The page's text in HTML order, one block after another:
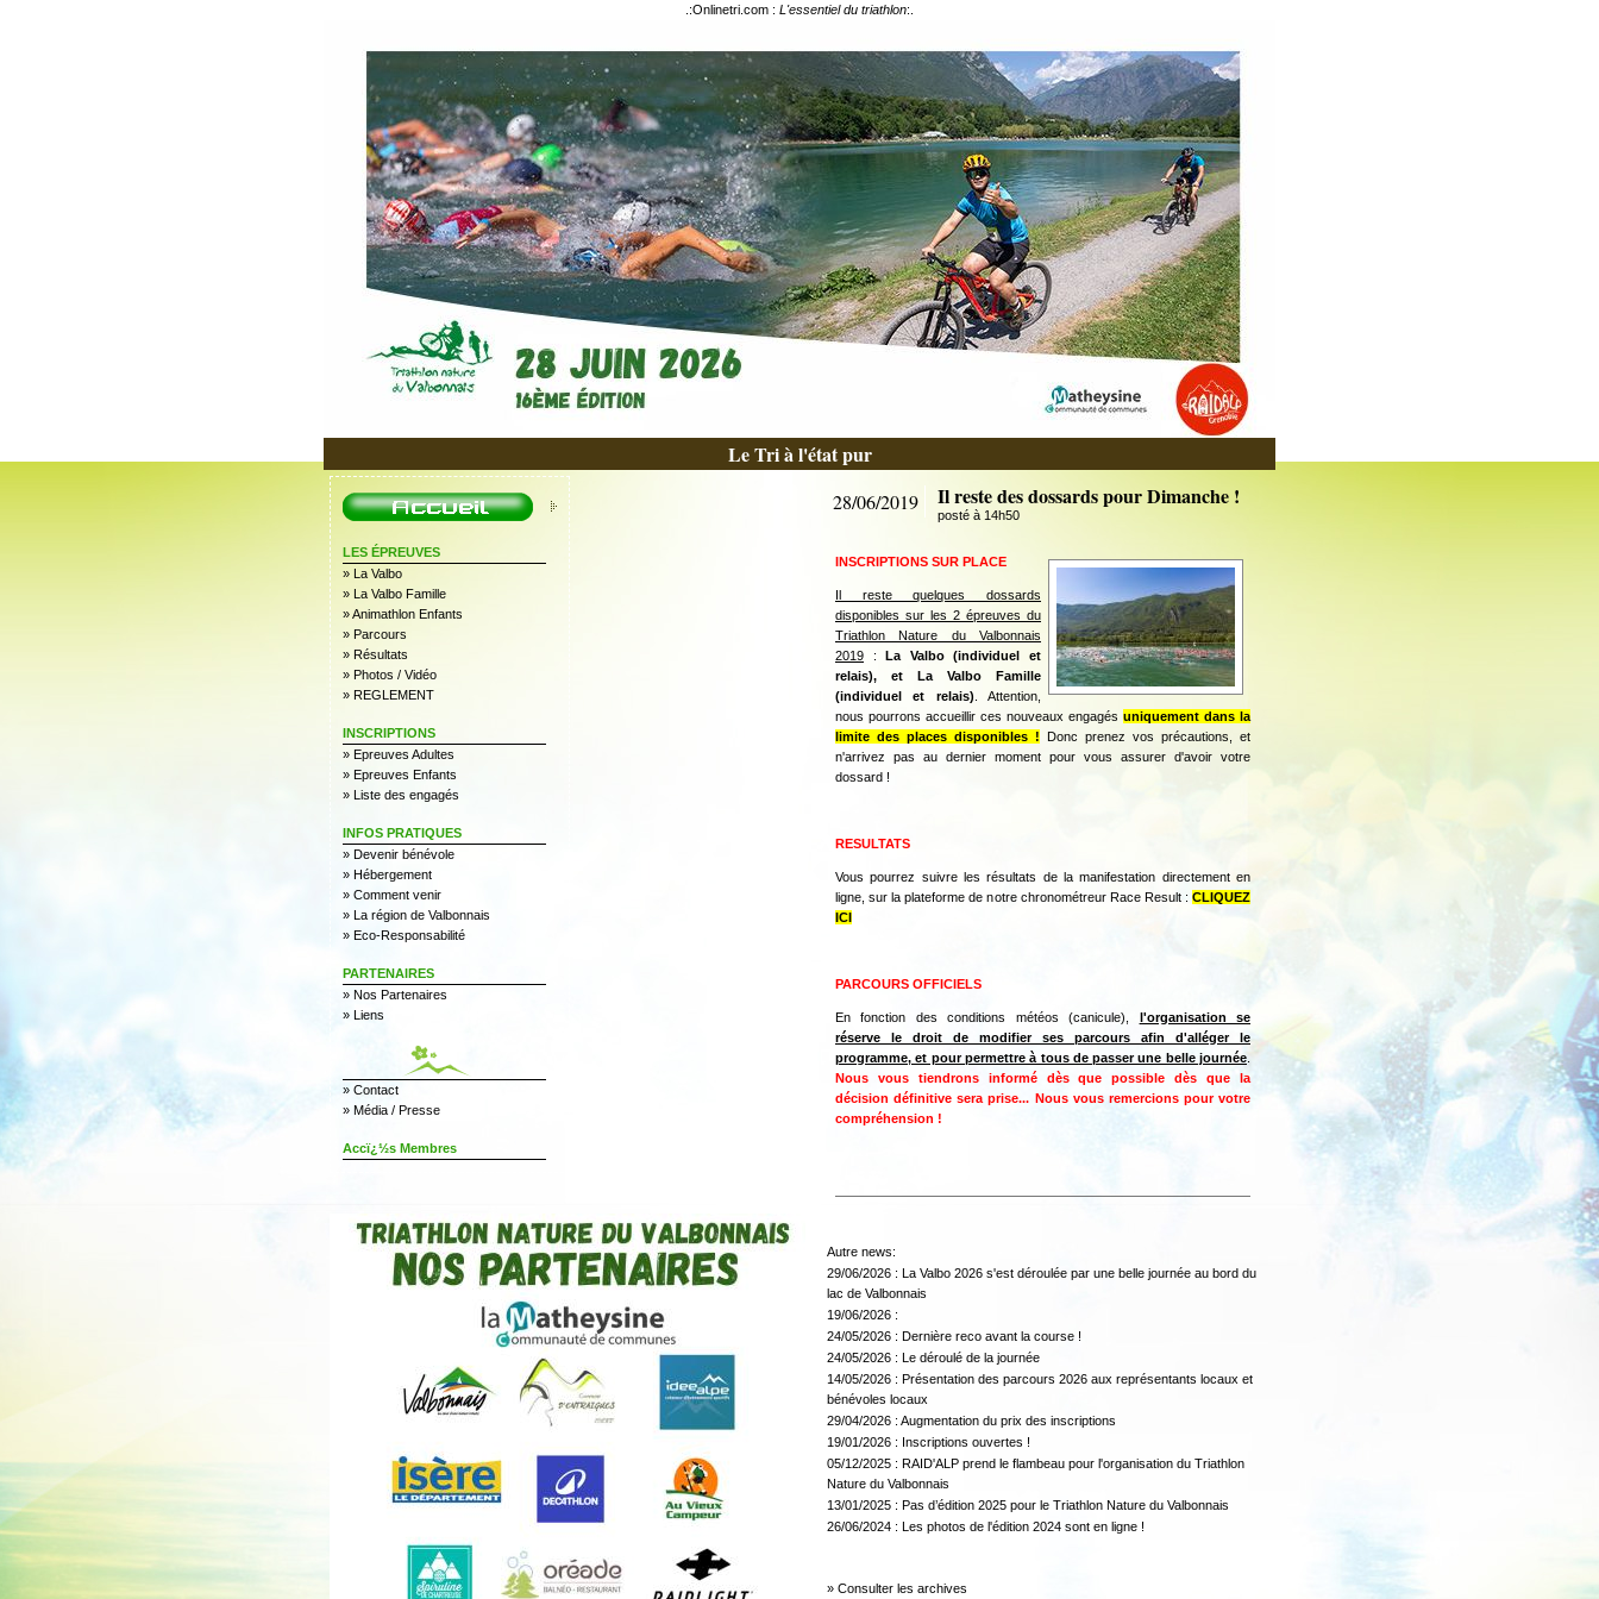
.:Onlinetri.com : L'essentiel du triathlon:.
Le Tri à l'état pur
LES ÉPREUVES
» La Valbo
» La Valbo Famille
»Animathlon Enfants
» Parcours
» Résultats
» Photos / Vidéo
» REGLEMENT
INSCRIPTIONS
» Epreuves Adultes
» Epreuves Enfants
» Liste des engagés
INFOS PRATIQUES
» Devenir bénévole
» Hébergement
» Comment venir
» La région de Valbonnais
» Eco-Responsabilité
PARTENAIRES
» Nos Partenaires
» Liens
» Contact
» Média / Presse
Accï¿½s Membres
28/06/2019 Il reste des dossards pour Dimanche !
posté à 14h50
INSCRIPTIONS SUR PLACE
Il reste quelques dossards
disponibles sur les 2 épreuves du
Triathlon Nature du Valbonnais
2019 :La Valbo (individuel et
relais), et La Valbo Famille
(individuel et relais) . Attention,
nous pourrons accueillir ces nouveaux engagés uniquement dans la
limite des places disponibles ! Donc prenez vos précautions, et
n'arrivez pas au dernier moment pour vous assurer d'avoir votre
dossard !
RESULTATS
Vous pourrez suivre les résultats de la manifestation directement en
ligne, sur la plateforme de notre chronométreur Race Result : CLIQUEZ
ICI
PARCOURS OFFICIELS
En fonction des conditions météos (canicule), l'organisation se
réserve le droit de modifier ses parcours afin d'alléger le
programme, et pour permettre à tous de passer une belle journée
Nous vous tiendrons informé dès que possible dès que la
décision définitive sera prise... Nous vous remercions pour votre
compréhension !
Autre news:
29/06/2026 : La Valbo 2026 s'est déroulée par une belle journée au bord du
lac de Valbonnais
19/06/2026 :
24/05/2026 : Dernière reco avant la course !
24/05/2026 : Le déroulé de la journée
14/05/2026 : Présentation des parcours 2026 aux représentants locaux et
bénévoles locaux
29/04/2026 : Augmentation du prix des inscriptions
19/01/2026 : Inscriptions ouvertes !
05/12/2025 : RAID'ALP prend le flambeau pour l'organisation du Triathlon
Nature du Valbonnais
13/01/2025 : Pas d’édition 2025 pour le Triathlon Nature du Valbonnais
26/06/2024 : Les photos de l'édition 2024 sont en ligne !
» Consulter les archives